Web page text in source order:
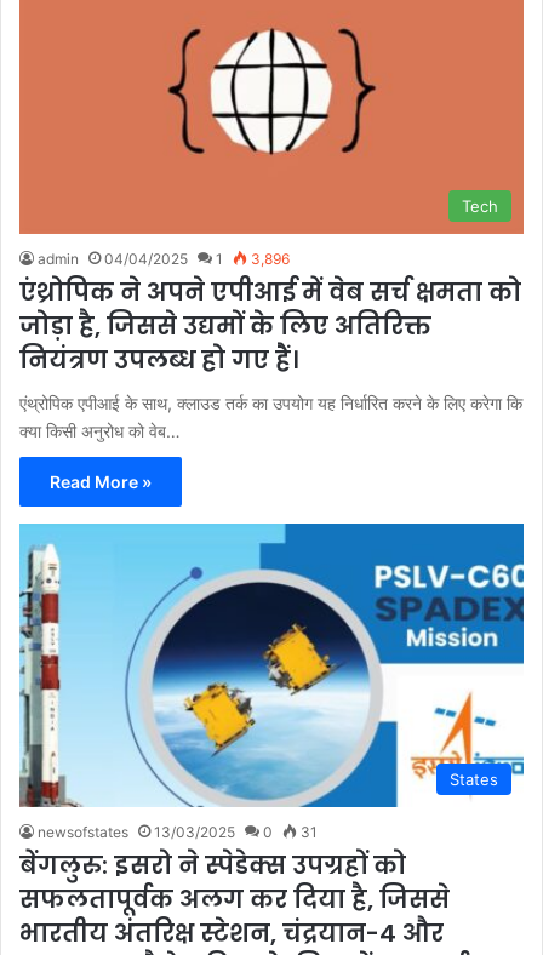
Tech
admin 04/04/2025 1 3,896
एंथ्रोपिक ने अपने एपीआई में वेब सर्च क्षमता को
जोड़ा है, जिससे उद्यमों के लिए अतिरिक्त
नियंत्रण उपलब्ध हो गए हैं।
एंथ्रोपिक एपीआई के साथ, क्लाउड तर्क का उपयोग यह निर्धारित करने के लिए करेगा कि
क्या किसी अनुरोध को वेब…
Read More »
States
newsofstates 13/03/2025 0 31
बेंगलुरु: इसरो ने स्पेडेक्स उपग्रहों को
सफलतापूर्वक अलग कर दिया है, जिससे
भारतीय अंतरिक्ष स्टेशन, चंद्रयान-4 और